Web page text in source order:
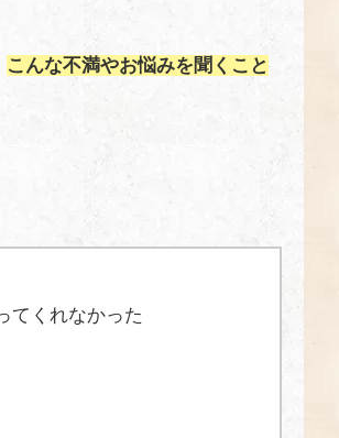
こんな不満やお悩みを聞くこと
てくれなかった